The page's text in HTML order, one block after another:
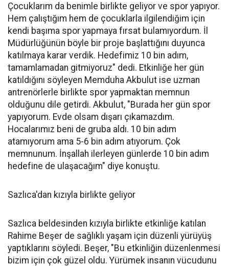
Çocuklarım da benimle birlikte geliyor ve spor yapıyor.
Hem çalıştığım hem de çocuklarla ilgilendiğim için
kendi başıma spor yapmaya fırsat bulamıyordum. İl
Müdürlüğünün böyle bir proje başlattığını duyunca
katılmaya karar verdik. Hedefimiz 10 bin adım,
tamamlamadan gitmiyoruz" dedi. Etkinliğe her gün
katıldığını söyleyen Memduha Akbulut ise uzman
antrenörlerle birlikte spor yapmaktan memnun
olduğunu dile getirdi. Akbulut, "Burada her gün spor
yapıyorum. Evde olsam dışarı çıkamazdım.
Hocalarımız beni de gruba aldı. 10 bin adım
atamıyorum ama 5-6 bin adım atıyorum. Çok
memnunum. İnşallah ilerleyen günlerde 10 bin adım
hedefine de ulaşacağım" diye konuştu.
Sazlıca'dan kızıyla birlikte geliyor
Sazlıca beldesinden kızıyla birlikte etkinliğe katılan
Rahime Beşer de sağlıklı yaşam için düzenli yürüyüş
yaptıklarını söyledi. Beşer, "Bu etkinliğin düzenlenmesi
bizim için çok güzel oldu. Yürümek insanın vücudunu